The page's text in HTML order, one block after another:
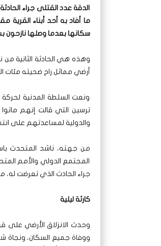
الدقة عدد القتلى جراء
سكانها بعدما وصلها نازحون
أرضي مماثل راح ضحيته مئات
ونعت السلطة المدنية
ترسين التي قالت إنهم
والدولية لمساعدتهم على
من جهته، ناشد المتحدث
المجتمع الدولي والأمم
جراء الحادث الذي تعرضت له،
كارثة ليلية
ووفاة جميع السكان،